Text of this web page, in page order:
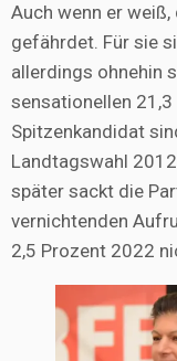
Auch wenn er
gefährdet. Für sie
allerdings ohnehin
sensationellen
Spitzenkandidat
Landtagswahl
später sackt die
vernichtenden
2,5 Prozent 2022